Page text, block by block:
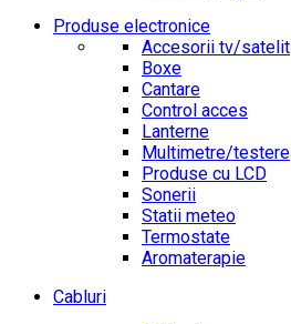
Produse electronice
Accesorii tv/satelit
Boxe
Cantare
Control acces
Lanterne
Multimetre/testere
Produse cu LCD
Sonerii
Statii meteo
Termostate
Aromaterapie
Cabluri